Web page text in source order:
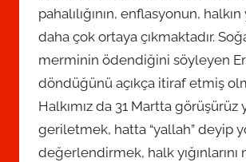
pahalılığının, enflasyonun,
daha çok ortaya çıkmaktadır.
merminin ödendiğini söyleyen
döndüğünü açıkça itiraf etmiş
Halkımız da 31 Martta görüşürüz
geriletmek, hatta “yallah” deyip
değerlendirmek, halk